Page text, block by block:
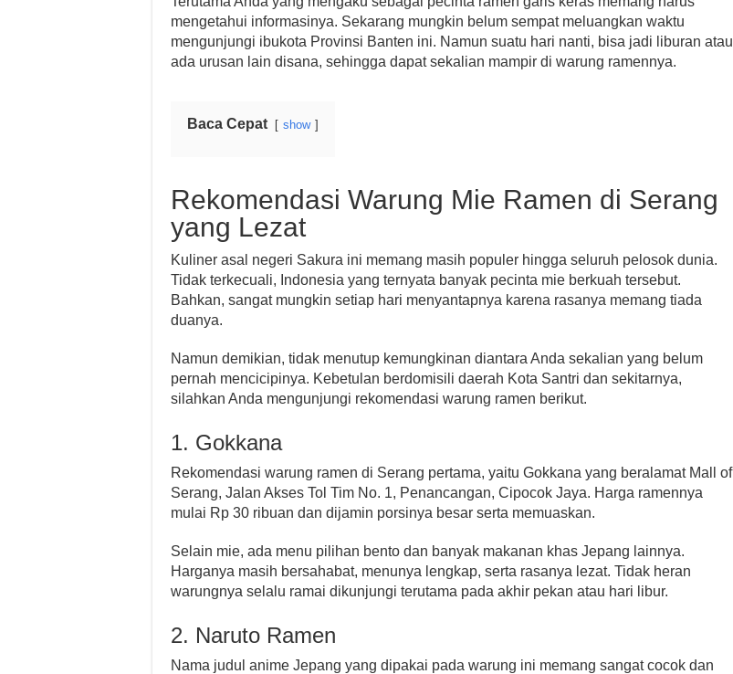
mengetahui informasinya. Sekarang mungkin belum sempat meluangkan waktu
mengunjungi ibukota Provinsi Banten ini. Namun suatu hari nanti, bisa jadi liburan atau
ada urusan lain disana, sehingga dapat sekalian mampir di warung ramennya.
Baca Cepat show
Rekomendasi Warung Mie Ramen di Serang
yang Lezat
Kuliner asal negeri Sakura ini memang masih populer hingga seluruh pelosok dunia.
Tidak terkecuali, Indonesia yang ternyata banyak pecinta mie berkuah tersebut.
Bahkan, sangat mungkin setiap hari menyantapnya karena rasanya memang tiada
duanya.
Namun demikian, tidak menutup kemungkinan diantara Anda sekalian yang belum
pernah mencicipinya. Kebetulan berdomisili daerah Kota Santri dan sekitarnya,
silahkan Anda mengunjungi rekomendasi warung ramen berikut.
1. Gokkana
Rekomendasi warung ramen di Serang pertama, yaitu Gokkana yang beralamat Mall of
Serang, Jalan Akses Tol Tim No. 1, Penancangan, Cipocok Jaya. Harga ramennya
mulai Rp 30 ribuan dan dijamin porsinya besar serta memuaskan.
Selain mie, ada menu pilihan bento dan banyak makanan khas Jepang lainnya.
Harganya masih bersahabat, menunya lengkap, serta rasanya lezat. Tidak heran
warungnya selalu ramai dikunjungi terutama pada akhir pekan atau hari libur.
2. Naruto Ramen
Nama judul anime Jepang yang dipakai pada warung ini memang sangat cocok dan